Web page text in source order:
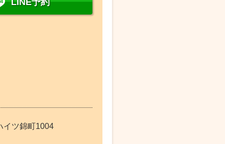
LINE予約
イツ錦町1004